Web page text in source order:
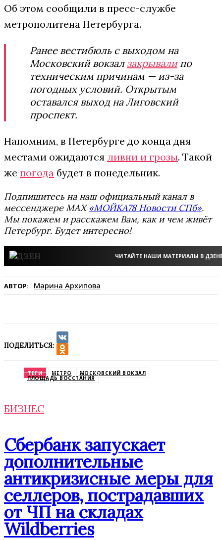
Об этом сообщили в пресс-службе
метрополитена Петербурга.
Ранее вестибюль с выходом на
Московский вокзалзакрывалипо
техническим причинам — из-за
погодных условий. Открытым
оставался выход на Лиговский
проспект.
Напомним, в Петербурге до конца дня
местами ожидаются ливни и грозы. Такой
же погода будет в понедельник.
Подпишитесь на наш официальный канал в
мессенджере MAX«МОЙКА78 Новости СПб».
Мы покажем и расскажем Вам, как и чем живёт
Петербург. Будет интересно!
ЧИТАЙТЕ НАШИ МАТЕРИАЛЫ В
АВТОР: Марина Архипова
ПОДЕЛИТЬСЯ:
VK
ТЕГИ МЕТРО МОСКОВСКИЙ ВОКЗАЛ
ПЛОЩАДЬ ВОССТАНИЯ
БИЗНЕС
Сбербанк запускает
дополнительные
антикризисные меры для
селлеров, пострадавших
от ЧП на складах
Wildberries